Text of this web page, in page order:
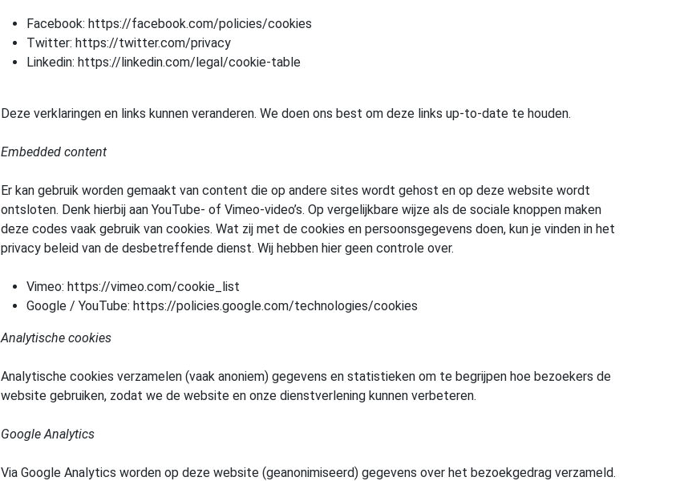
Facebook: https://facebook.com/policies/cookies
Twitter: https://twitter.com/privacy
Linkedin: https://linkedin.com/legal/cookie-table
Deze verklaringen en links kunnen veranderen. We doen ons best om deze links up-to-date te houden.
Embedded content
Er kan gebruik worden gemaakt van content die op andere sites wordt gehost en op deze website wordt
ontsloten. Denk hierbij aan YouTube- of Vimeo-video’s. Op vergelijkbare wijze als de sociale knoppen maken
deze codes vaak gebruik van cookies. Wat zij met de cookies en persoonsgegevens doen, kun je vinden in het
privacy beleid van de desbetreffende dienst. Wij hebben hier geen controle over.
Vimeo: https://vimeo.com/cookie_list
Google / YouTube: https://policies.google.com/technologies/cookies
Analytische cookies
Analytische cookies verzamelen (vaak anoniem) gegevens en statistieken om te begrijpen hoe bezoekers de
website gebruiken, zodat we de website en onze dienstverlening kunnen verbeteren.
Google Analytics
Via Google Analytics worden op deze website (geanonimiseerd) gegevens over het bezoekgedrag verzameld.